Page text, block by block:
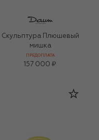
Скульптура Плюшевый
мишка
ПРЕДОПЛАТА
157 000 ₽